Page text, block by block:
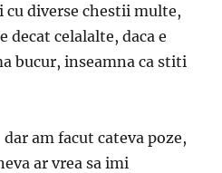
cu diverse chestii multe,
decat celalalte, daca e
bucur, inseamna ca stiti
am facut cateva poze,
ar vrea sa imi